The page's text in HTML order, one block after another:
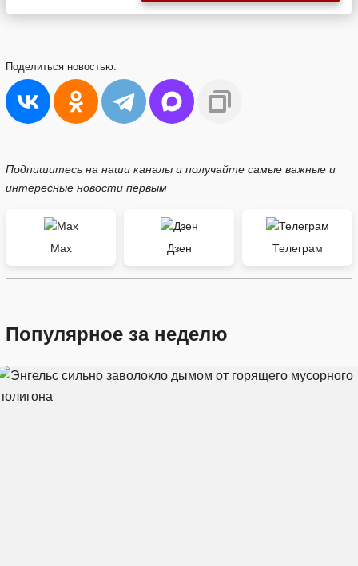
Поделиться новостью:
Подпишитесь на наши каналы и получайте самые важные и
интересные новости первым
Max Дзен Телеграм
Популярное за неделю